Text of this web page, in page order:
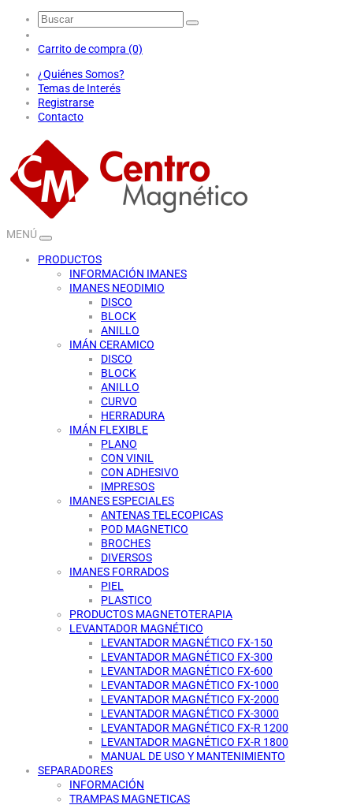
Carrito de compra (0)
¿Quiénes Somos?
Temas de Interés
Registrarse
Contacto
MENÚ
PRODUCTOS
INFORMACIÓN IMANES
IMANES NEODIMIO
DISCO
BLOCK
ANILLO
IMÁN CERAMICO
DISCO
BLOCK
ANILLO
CURVO
HERRADURA
IMÁN FLEXIBLE
PLANO
CON VINIL
CON ADHESIVO
IMPRESOS
IMANES ESPECIALES
ANTENAS TELECOPICAS
POD MAGNETICO
BROCHES
DIVERSOS
IMANES FORRADOS
PIEL
PLASTICO
PRODUCTOS MAGNETOTERAPIA
LEVANTADOR MAGNÉTICO
LEVANTADOR MAGNÉTICO FX-150
LEVANTADOR MAGNÉTICO FX-300
LEVANTADOR MAGNÉTICO FX-600
LEVANTADOR MAGNÉTICO FX-1000
LEVANTADOR MAGNÉTICO FX-2000
LEVANTADOR MAGNÉTICO FX-3000
LEVANTADOR MAGNÉTICO FX-R 1200
LEVANTADOR MAGNÉTICO FX-R 1800
MANUAL DE USO Y MANTENIMIENTO
SEPARADORES
INFORMACIÓN
TRAMPAS MAGNETICAS